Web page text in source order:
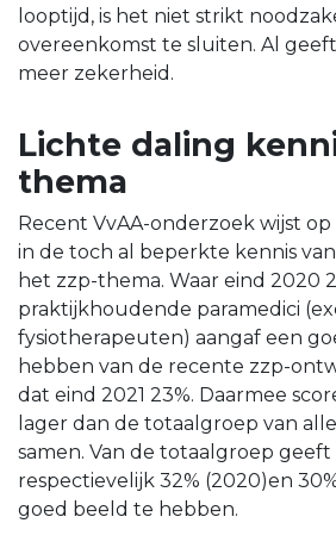
looptijd, is het niet strikt
overeenkomst te sluiten. Al
meer zekerheid.
Lichte daling
thema
Recent VvAA-onderzoek wijst
in de toch al beperkte kennis
het zzp-thema. Waar eind 2020
praktijkhoudende paramedici
fysiotherapeuten) aangaf een
hebben van de recente zzp-
dat eind 2021 23%. Daarmee
lager dan de totaalgroep van
samen. Van de totaalgroep
respectievelijk 32% (2020)en
goed beeld te hebben.